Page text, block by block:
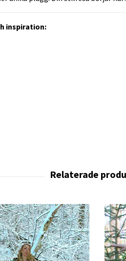
inspiration: